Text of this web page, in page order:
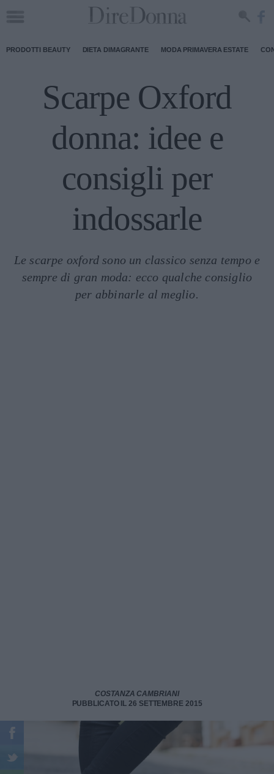
PRODOTTI BEAUTY DIETA DIMAGRANTE MODA PRIMAVERA ESTATE
Scarpe Oxford
donna: idee e
consigli per
indossarle
Le scarpe oxford sono un classico senza tempo e
sempre di gran moda: ecco qualche consiglio
per abbinarle al meglio.
COSTANZA CAMBRIANI
PUBBLICATO IL 26 SETTEMBRE 2015